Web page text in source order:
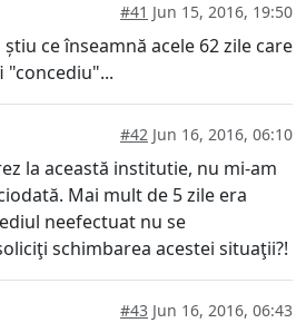
#41 Jun 15, 2016, 19:50
ce înseamnă acele 62 zile care
"concediu"...
#42 Jun 16, 2016, 06:10
la această institutie, nu mi-am
Mai mult de 5 zile era
neefectuat nu se
schimbarea acestei situaţii?!
#43 Jun 16, 2016, 06:43